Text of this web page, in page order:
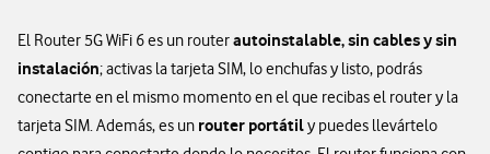
El Router 5G WiFi 6 es un routerautoinstalable, sin cables y sin
instalación; activas la tarjeta SIM, lo enchufas y listo, podrás
conectarte en el mismo momento en el que recibas el router y la
tarjeta SIM. Además, es un router portátily puedes llevártelo